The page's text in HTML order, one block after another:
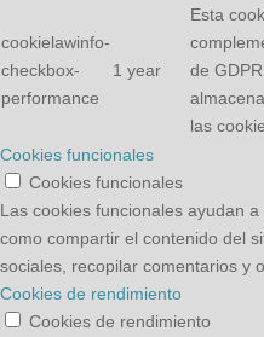
cookielawinfo-
checkbox-
performance
1 year
Esta
de
las
Cookies funcionales
Cookies funcionales
Las cookies funcionales ayudan
como compartir el contenido del
sociales, recopilar comentarios y
Cookies de rendimiento
Cookies de rendimiento